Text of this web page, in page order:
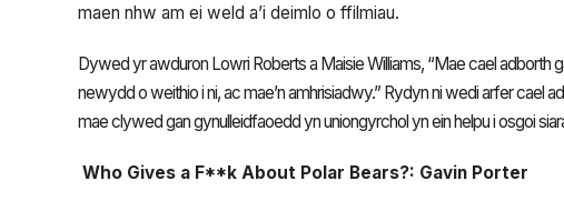
maen nhw am ei weld a’i deimlo o ffilmiau.
Dywed yr awduron Lowri Roberts a Maisie Williams, “Mae cael
newydd o weithio i ni, ac mae’n amhrisiadwy.” Rydyn ni wedi arfer cael
mae clywed gan gynulleidfaoedd yn uniongyrchol yn ein helpu i osgoi
Who Gives a F**k About Polar Bears?: Gavin Porter